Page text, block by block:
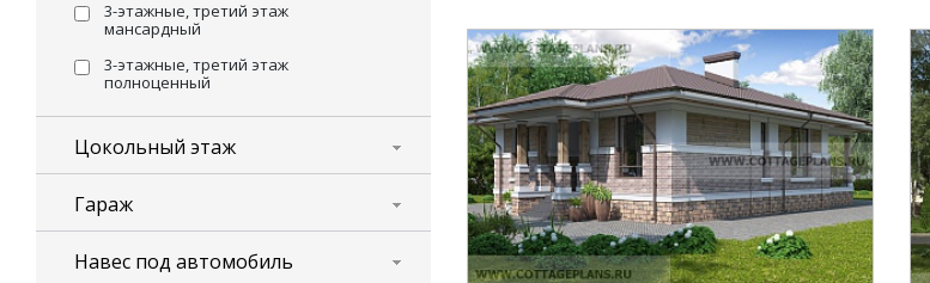
3-этажные, третий этаж
мансардный
3-этажные, третий этаж
полноценный
Цокольный этаж
Гараж
Навес под автомобиль